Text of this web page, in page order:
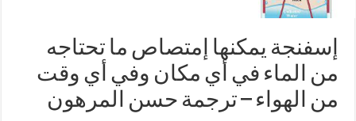
إسفنجة يمكنها إمتصاص ما تحتاجه
من الماء في أي مكان وفي أي وقت
من الهواء – ترجمة حسن المرهون